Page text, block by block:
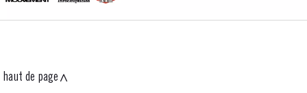
haut de page